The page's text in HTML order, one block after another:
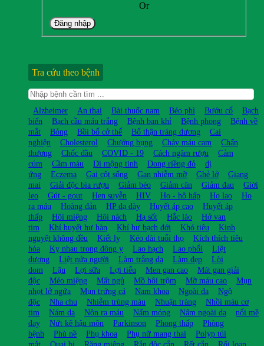
Or
Đăng nhập
Tra cứu theo bệnh
Alzheimer An thai Bài thuốc nam Béo phì Bướu cổ
Bạch
biến
Bạch cầu máu trắng Bệnh ban khỉ Bệnh phong
Bệnh về
mắt
Bỏng Bồi bổ cở thể Bổ thận tráng dương
Cai
nghiện
Cholesterol Chướng bụng Chảy máu cam
Chấn
thương
Chốc đầu COVID - 19 Cách ngâm rượu
Cảm
cúm
Cầm máu Di mộng tinh Dong riềng đỏ
dị
ứng
Eczema Gai cột sống Gan nhiễm mỡ Ghẻ lở
Giang
mai
Giải độc bia rượu Giảm béo Giảm cân Giảm đau
Giời
leo
Gút - gout Hen suyễn HIV Ho - hô hấp Ho lao
Ho
ra máu
Hoàng đản HP dạ dày Huyết áp cao
Huyết áp
thấp
Hôi miệng Hôi nách Hạ sốt Hắc lào
Hở van
tim
Khí huyết hư hàn Khí hư bạch đới Khó tiêu
Kinh
nguyệt không đều
Kiết lỵ Kéo dài tuổi thọ
Kích thích tiêu
hóa
Kỵ nhau trong đông y Lao hạch Lao phổi
Liệt
dương
Liệt nửa người Làm trắng da Làm đẹp
Lòi
dom
Lậu Lợi sữa Lợi tiểu Men gan cao
Mát gan giải
độc
Méo miệng Mất ngủ Mồ hôi trộm Mỡ máu cao
Mụn
nhọt lở ngứa
Mụn trứng cá Nam khoa Ngoài da
Ngộ
độc
Nha chu Nhiễm trùng máu Nhuận tràng
Nhồi máu cơ
tim
Nám da Nôn ra máu Nấm móng Nấm ngoài da
nổi mề
đay
Nứt kẽ hậu môn Parkinson Phong thấp
Phòng
bệnh
Phù nề Phụ khoa Phụ nữ mang thai
Polyp túi